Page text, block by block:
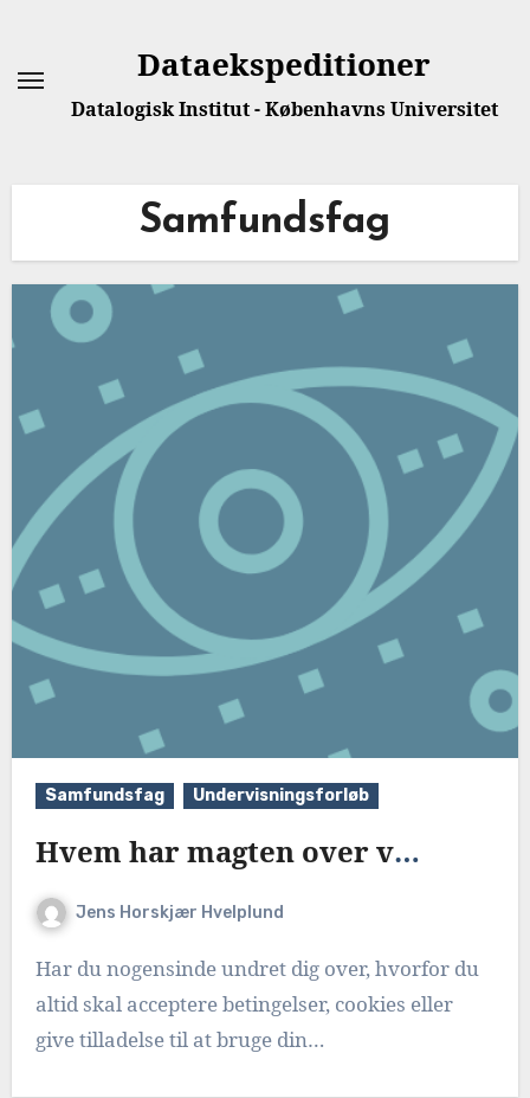
Dataekspeditioner
Datalogisk Institut - Københavns Universitet
Samfundsfag
Samfundsfag Undervisningsforløb
Hvem har magten over vores data?
Jens Horskjær Hvelplund
Har du nogensinde undret dig over, hvorfor du
altid skal acceptere betingelser, cookies eller
give tilladelse til at bruge din…